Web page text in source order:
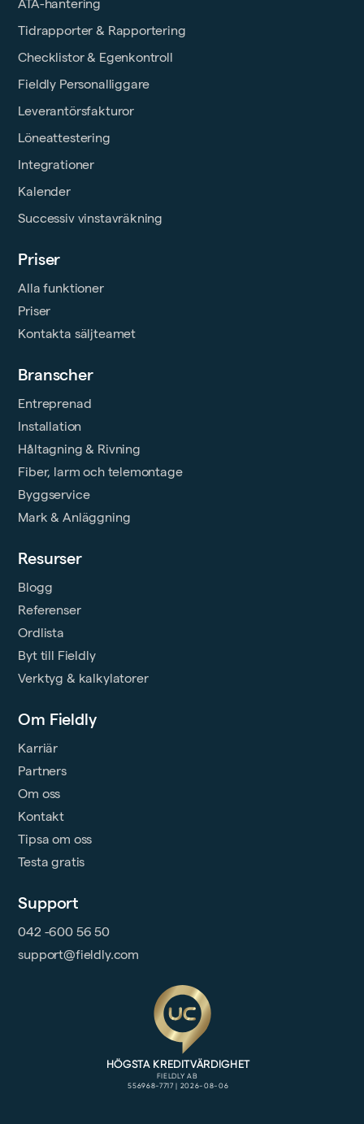
ÄTA-hantering
Tidrapporter & Rapportering
Checklistor & Egenkontroll
Fieldly Personalliggare
Leverantörsfakturor
Löneattestering
Integrationer
Kalender
Successiv vinstavräkning
Priser
Alla funktioner
Priser
Kontakta säljteamet
Support
042 -600 56 50
support@fieldly.com
Branscher
Entreprenad
Installation
Håltagning & Rivning
Fiber, larm och telemontage
Byggservice
Mark & Anläggning
Resurser
Blogg
Referenser
Ordlista
Byt till Fieldly
Verktyg & kalkylatorer
Om Fieldly
Karriär
Partners
Om oss
Kontakt
Tipsa om oss
Testa gratis